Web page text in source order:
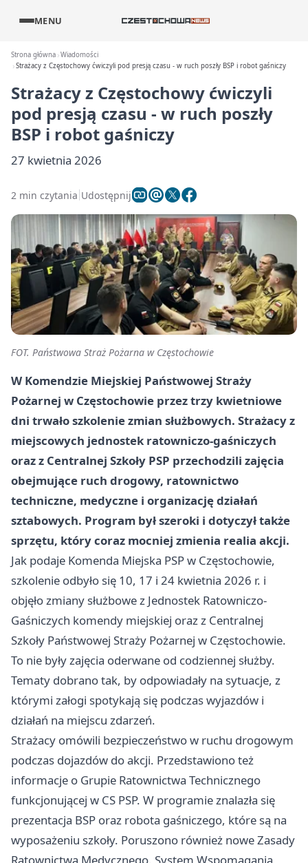
MENU
Strona główna Wiadomości
Strażacy z Częstochowy ćwiczyli pod presją czasu - w ruch poszły BSP i robot gaśniczy
Strażacy z Częstochowy ćwiczyli
pod presją czasu - w ruch poszły
BSP i robot gaśniczy
27 kwietnia 2026
2 min czytania Udostępnij
FOT. Państwowa Straż Pożarna w Częstochowie
W Komendzie Miejskiej Państwowej Straży
Pożarnej w Częstochowie przez trzy kwietniowe
dni trwało szkolenie zmian służbowych. Strażacy z
miejscowych jednostek ratowniczo-gaśniczych
oraz z Centralnej Szkoły PSP przechodzili zajęcia
obejmujące ruch drogowy, ratownictwo
techniczne, medyczne i organizację działań
sztabowych. Program był szeroki i dotyczył także
sprzętu, który coraz mocniej zmienia realia akcji.
Jak podaje Komenda Miejska PSP w Częstochowie,
szkolenie odbyło się 10, 17 i 24 kwietnia 2026 r. i
objęło zmiany służbowe z Jednostek Ratowniczo-
Gaśniczych komendy miejskiej oraz z Centralnej
Szkoły Państwowej Straży Pożarnej w Częstochowie.
To nie były zajęcia oderwane od codziennej służby.
Tematy dobrano tak, by odpowiadały na sytuacje, z
którymi załogi spotykają się podczas wyjazdów i
działań na miejscu zdarzeń.
Strażacy omówili bezpieczeństwo w ruchu drogowym
podczas dojazdów do akcji. Przedstawiono też
informacje o Grupie Ratownictwa Technicznego
funkcjonującej w CS PSP. W programie znalazła się
prezentacja BSP oraz robota gaśniczego, które są na
wyposażeniu szkoły. Poruszono również nowe Zasady